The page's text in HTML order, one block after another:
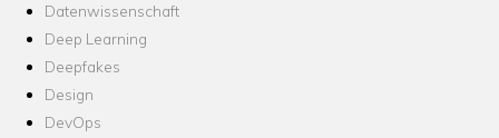
Datenwissenschaft
Deep Learning
Deepfakes
Design
DevOps